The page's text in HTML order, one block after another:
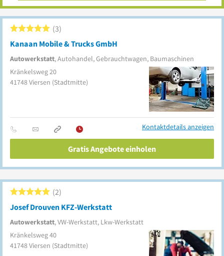
Kanaan Mobile & Trucks GmbH
Autowerkstatt, Autohandel, Gebrauchtwagen, Baumaschinen
3
Kränkelsweg 20
41748Viersen (Stadtmitte)
Kontaktdetails anzeigen
Gratis Angebote einholen
Josef Drouven KFZ-Werkstatt
Autowerkstatt, VW-Werkstatt, Lkw-Werkstatt
2
Kränkelsweg 40
41748Viersen (Stadtmitte)